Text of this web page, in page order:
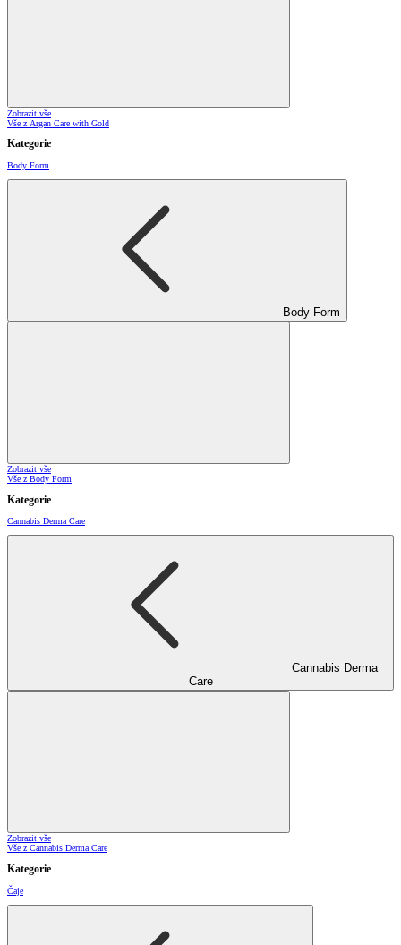
Zobrazit vše
Vše z Argan Care with Gold
Kategorie
Body Form
Body Form
Zobrazit vše
Vše z Body Form
Kategorie
Cannabis Derma Care
Cannabis Derma
Care
Zobrazit vše
Vše z Cannabis Derma Care
Kategorie
Čaje